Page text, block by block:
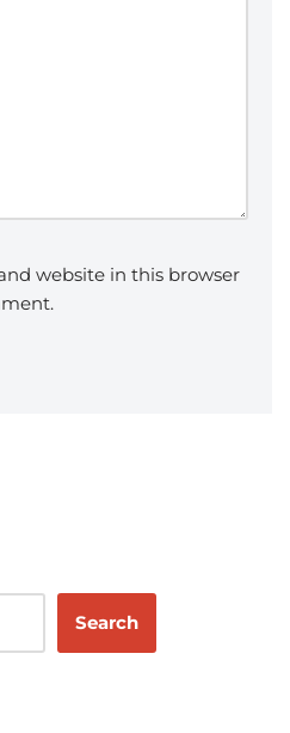
website in this browser
Search